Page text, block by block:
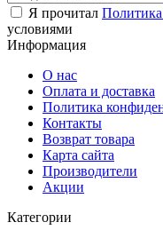
Я прочитал
условиями
Информация
О нас
Оплата и доставка
Политика
Контакты
Возврат товара
Карта сайта
Производители
Акции
Категории